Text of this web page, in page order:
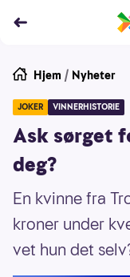
Hjem / Nyheter
JOKER VINNERHISTORIE
Ask sørget
deg?
En kvinne fra
kroner under
vet hun det